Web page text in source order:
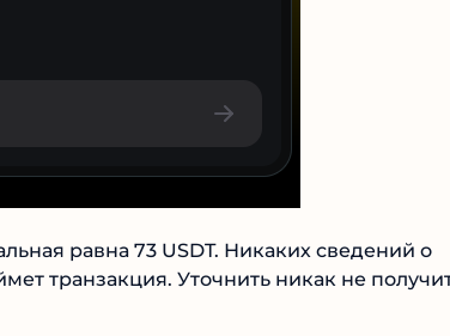
равна 73 USDT. Никаких сведений о